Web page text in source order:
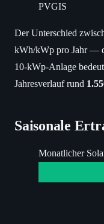
PVGIS
Der Unterschied
kWh/kWp pro Jahr —
10-kWp-Anlage
Jahresverlauf rund
Saisonale
Monatlicher